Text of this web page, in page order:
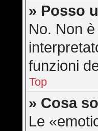
» Posso
No. Non
funzioni
Top
» Cosa
Le